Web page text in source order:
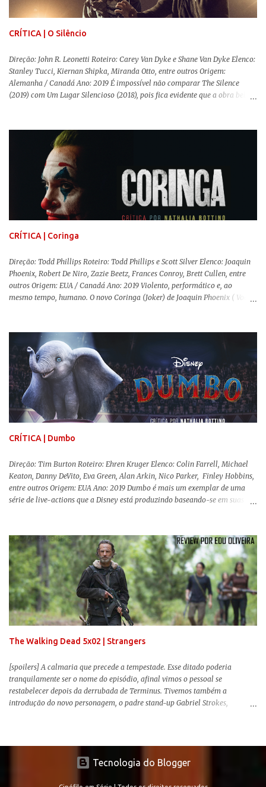
constitucionais para mobilizar campanhas agressivas ao modo de vida
CRÍTICA | O Silêncio
Direção: John R. Leonetti Roteiro: Carey Van Dyke e Shane Van Dyke Elenco:
Stanley Tucci, Kiernan Shipka, Miranda Otto, entre outros Origem:
Alemanha / Canadá Ano: 2019 É impossível não comparar The Silence
(2019) com Um Lugar Silencioso (2018), pois fica evidente que a obra bebe
reproduzir alguns elementos que consograram a obra de John Krasinski
(The Office). Aqui os “monstros” com audições aguçadas eram seres da
Terra que estavam presos por séculos em uma caverna recém descoberta,
libertando-os pelo mundo. O espectador acompanha uma família que tem
uma pequena vantagem em relação às outras pessoas. Adivinhem? Sabem
viver em silêncio pelo fato da filha mais velha ser surda. Para aqueles que
amam filmes com temática apocalíptica, a produção pode até funcionar
como entretenimento mediano. Todo o cenário de fuga, pânico col...
CRÍTICA | Coringa
Direção: Todd Phillips Roteiro: Todd Phillips e Scott Silver Elenco: Joaquin
Phoenix, Robert De Niro, Zazie Beetz, Frances Conroy, Brett Cullen, entre
outros Origem: EUA / Canadá Ano: 2019 Violento, performático e, ao
mesmo tempo, humano. O novo Coringa (Joker) de Joaquin Phoenix ( Você
Comics . É importante ressaltar que este não é um filme de herói. E muito
menos de vilão. O longa de Todd Phillips (Se Beber, Não Case!) segue uma
trajetória profunda do reflexo da corrupção da sociedade na vida de um ser
humano, capaz de causar perturbação e desconforto do inicio ao fim da
projeção, e por mais um bom tempo após deixar o cinema. Trata-se de
uma obra difícil de ser "digerida", pois lida com temas sensíveis, como
abuso, doença mental, bullying e violência física. Todo esse turbilhão de
informações molda a mente d...
CRÍTICA | Dumbo
Direção: Tim Burton Roteiro: Ehren Kruger Elenco: Colin Farrell, Michael
Keaton, Danny DeVito, Eva Green, Alan Arkin, Nico Parker, Finley Hobbins,
entre outros Origem: EUA Ano: 2019 Dumbo é mais um exemplar de uma
série de live-actions que a Disney está produzindo baseando-se em suas
remake , já que a história do elefantinho voador foi reinventada de forma
mais realista, se adequando perfeitamente a proposta. Não há animais
falantes, por exemplo, mas nem por isso o tom lúdico e infantil é deixado
de lado. Apesar da relevância histórica, o filme supera a animação original
em termos visuais e narrativos, , superando a animação original em termos
visuais e narrativos. A história começa quando o pai das crianças, Holt
Ferrier (Colin Farrell), uma ex-estrela de circo, volta da guerra e se depara
com os filhos de...
The Walking Dead 5x02 | Strangers
[spoilers] A calmaria que precede a tempestade. Esse ditado poderia
tranquilamente ser o nome do episódio, afinal vimos o pessoal se
restabelecer depois da derrubada de Terminus. Tivemos também a
introdução do novo personagem, o padre stand-up Gabriel Strokes,
Tecnologia do Blogger